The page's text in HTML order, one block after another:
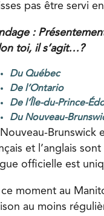
pas être servi
:
toi, il s’agit…?
Du Québec
De l’Ontario
De l’Île-du-Prince-
Du Nouveau-
Nouveau-Brunswick
et l’anglais
officielle est
ce moment au
au moins